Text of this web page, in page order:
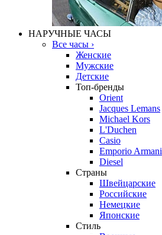
НАРУЧНЫЕ ЧАСЫ
Все часы ›
Женские
Мужские
Детские
Топ-бренды
Orient
Jacques Lemans
Michael Kors
L'Duchen
Casio
Emporio Armani
Diesel
Страны
Швейцарские
Российские
Немецкие
Японские
Стиль